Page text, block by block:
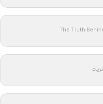
The Truth